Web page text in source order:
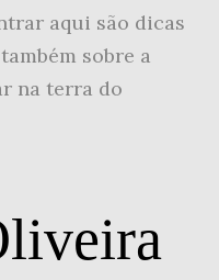
aqui são dicas
sobre a
na terra do